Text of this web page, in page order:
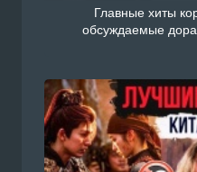
Главные хиты
обсуждаемые